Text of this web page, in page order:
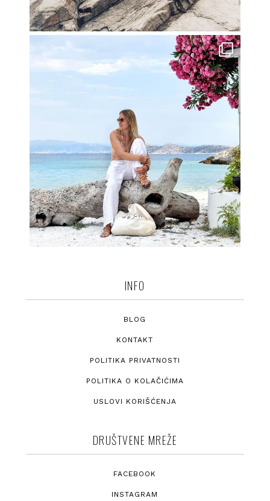
INFO
BLOG
KONTAKT
POLITIKA PRIVATNOSTI
POLITIKA O KOLAČIĆIMA
USLOVI KORIŠĆENJA
DRUŠTVENE MREŽE
FACEBOOK
INSTAGRAM